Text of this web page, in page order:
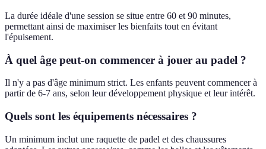
La durée idéale d'une session se situe entre 60 et 90 minutes,
permettant ainsi de maximiser les bienfaits tout en évitant
l'épuisement.
À quel âge peut-on commencer à jouer au padel ?
Il n'y a pas d'âge minimum strict. Les enfants peuvent commencer à
partir de 6-7 ans, selon leur développement physique et leur intérêt.
Quels sont les équipements nécessaires ?
Un minimum inclut une raquette de padel et des chaussures